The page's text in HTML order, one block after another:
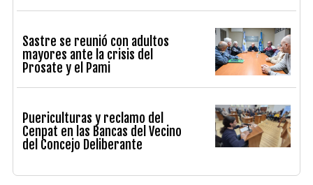
Sastre se reunió con adultos
mayores ante la crisis del
Prosate y el Pami
Puericulturas y reclamo del
Cenpat en las Bancas del Vecino
del Concejo Deliberante